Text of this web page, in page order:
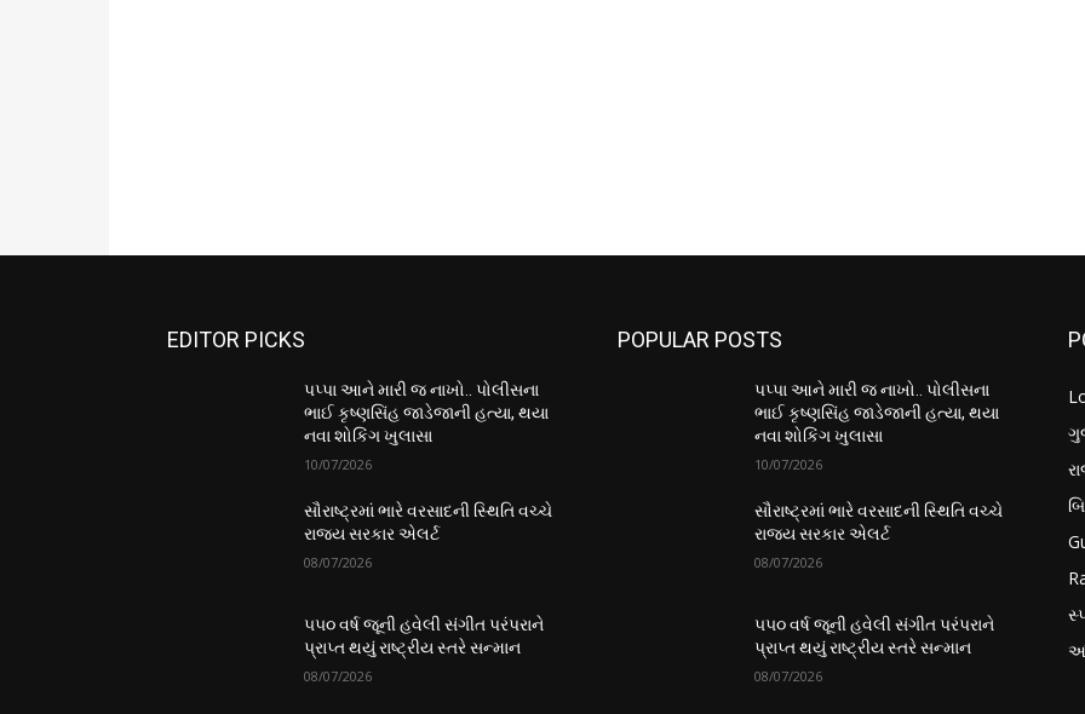
EDITOR PICKS
પપ્પા આને મારી જ નાખો.. પોલીસના
ભાઈ કૃષ્ણસિંહ જાડેજાની હત્યા, થયા
નવા શોકિંગ ખુલાસા
10/07/2026
સૌરાષ્ટ્રમાં ભારે વરસાદની સ્થિતિ વચ્ચે
રાજ્ય સરકાર એલર્ટ
08/07/2026
૫૫૦ વર્ષ જૂની હવેલી સંગીત પરંપરાને
પ્રાપ્ત થયું રાષ્ટ્રીય સ્તરે સન્માન
08/07/2026
POPULAR POSTS
પપ્પા આને મારી જ નાખો.. પોલીસના
ભાઈ કૃષ્ણસિંહ જાડેજાની હત્યા, થયા
નવા શોકિંગ ખુલાસા
10/07/2026
સૌરાષ્ટ્રમાં ભારે વરસાદની સ્થિતિ વચ્ચે
રાજ્ય સરકાર એલર્ટ
08/07/2026
૫૫૦ વર્ષ જૂની હવેલી સંગીત પરંપરાને
પ્રાપ્ત થયું રાષ્ટ્રીય સ્તરે સન્માન
08/07/2026